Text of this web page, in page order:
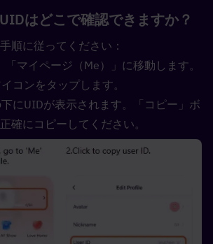
はどこで確認できますか？
順に従ってください：
マイページ（Me）」に移動します。
コンをタップします。
にUIDが表示されます。「コピー」ボ
確にコピーしてください。